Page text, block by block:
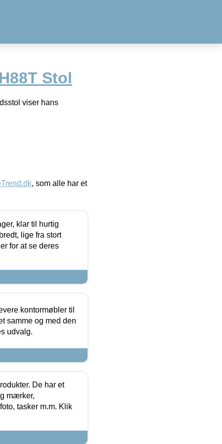
Stol
viser hans
, som alle har et
klar til hurtig
lige fra stort
for at se deres
kontormøbler til
samme og med den
udvalg.
De har et
mærker,
tasker m.m. Klik